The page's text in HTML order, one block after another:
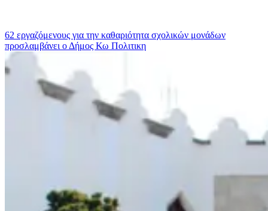
62 εργαζόμενους για την καθαριότητα σχολικών μονάδων
προσλαμβάνει ο Δήμος Κω Πολιτικη